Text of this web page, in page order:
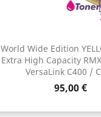
World Wide Edition
Extra High Capacity
VersaLink C400 /
Cena
95,00 €
Szybki